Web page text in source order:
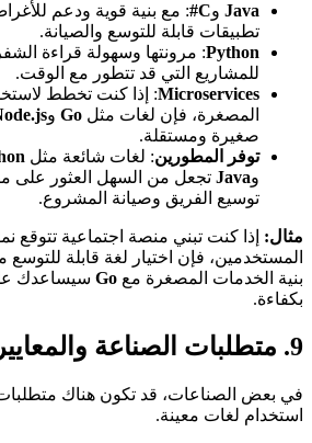
Java وC# : مع بنية قوية ودعم
تطبيقات قابلة للتوسع والصيانة.
Python: مرونتها وسهولة قراءة
للمشاريع التي قد تتطور مع الوقت.
Microservices: إذا كنت تخطط
المصغرة، فإن لغات مثل Go و
صغيرة ومستقلة.
توفر المطورين: لغات شائعة مثل
وJava تجعل من السهل العثور على
توسيع الفريق وصيانة المشروع.
مثال: إذا كنت تبني منصة اجتماعية تتوقع
المستخدمين، فإن اختيار لغة قابلة للتوسع
بنية الخدمات المصغرة مع Go سيساعدك
بكفاءة.
9. متطلبات الصناعة والمعايير
في بعض الصناعات، قد تكون هناك
استخدام لغات معينة.